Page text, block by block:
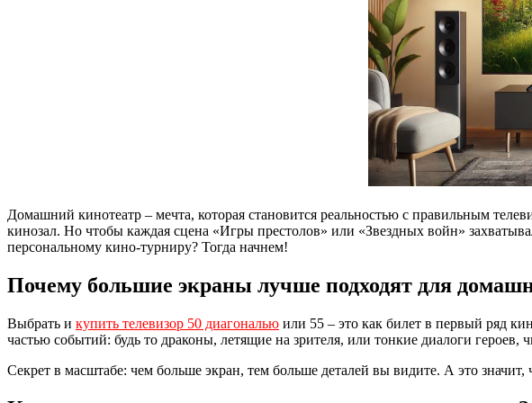
Домашний кинотеатр – мечта, которая становится реальностью с правильным
кинозал. Но чтобы каждая сцена «Игры престолов» или «Звездных войн»
персональному кино-турниру? Тогда начнем!
Почему большие экраны лучше подходят для
Выбрать и купить телевизор 50 диагональю или 55 – это как билет в первый ряд
частью событий: будь то драконы, летящие на зрителя, или тонкие диалоги героев,
Секрет в масштабе: чем больше экран, тем больше деталей вы видите. А это